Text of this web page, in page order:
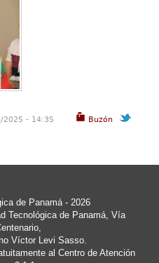
Buzón
2025 - 14:35
de Panamá - 2026
Tecnológica de Panamá, Vía
Víctor Levi Sasso.
al Centro de Atención